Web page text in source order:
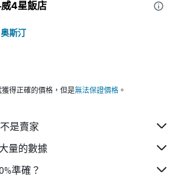
4星​飯店
斯汀
獲得正確的價格，但是無法保證價格 。
是賣家
量的數據
準確？